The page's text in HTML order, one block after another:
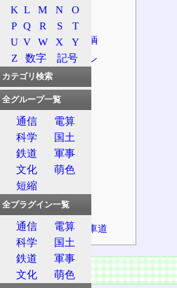
状況
危険物積載車輌
ジャンクション
料金所
入口
出口
特徴
構造
周辺地理
前後の施設
中央自動車道
三遠南信自動車道
概要
K L M N
O
P Q R S
T
U V W X
Y
Z
数字 記号
カテゴリ検索
全グループ一覧
通信
電算
科学
国土
鉄道
軍事
文化
萌色
短縮
全プラグイン一覧
通信
電算
科学
国土
鉄道
軍事
文化
萌色